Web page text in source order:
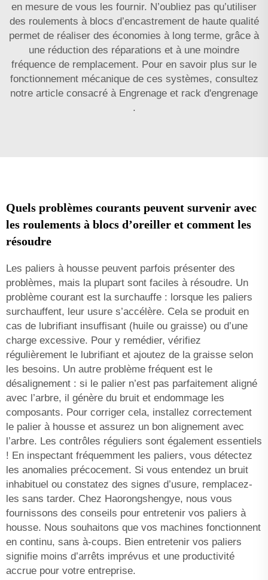
en mesure de vous les fournir. N’oubliez pas qu’utiliser
des roulements à blocs d’encastrement de haute qualité
permet de réaliser des économies à long terme, grâce à
une réduction des réparations et à une moindre
fréquence de remplacement. Pour en savoir plus sur le
fonctionnement mécanique de ces systèmes, consultez
notre article consacré à Engrenage et rack d'engrenage
.
Quels problèmes courants peuvent survenir avec
les roulements à blocs d’oreiller et comment les
résoudre
Les paliers à housse peuvent parfois présenter des
problèmes, mais la plupart sont faciles à résoudre. Un
problème courant est la surchauffe : lorsque les paliers
surchauffent, leur usure s’accélère. Cela se produit en
cas de lubrifiant insuffisant (huile ou graisse) ou d’une
charge excessive. Pour y remédier, vérifiez
régulièrement le lubrifiant et ajoutez de la graisse selon
les besoins. Un autre problème fréquent est le
désalignement : si le palier n’est pas parfaitement aligné
avec l’arbre, il génère du bruit et endommage les
composants. Pour corriger cela, installez correctement
le palier à housse et assurez un bon alignement avec
l’arbre. Les contrôles réguliers sont également essentiels
! En inspectant fréquemment les paliers, vous détectez
les anomalies précocement. Si vous entendez un bruit
inhabituel ou constatez des signes d’usure, remplacez-
les sans tarder. Chez Haorongshengye, nous vous
fournissons des conseils pour entretenir vos paliers à
housse. Nous souhaitons que vos machines fonctionnent
en continu, sans à-coups. Bien entretenir vos paliers
signifie moins d’arrêts imprévus et une productivité
accrue pour votre entreprise.